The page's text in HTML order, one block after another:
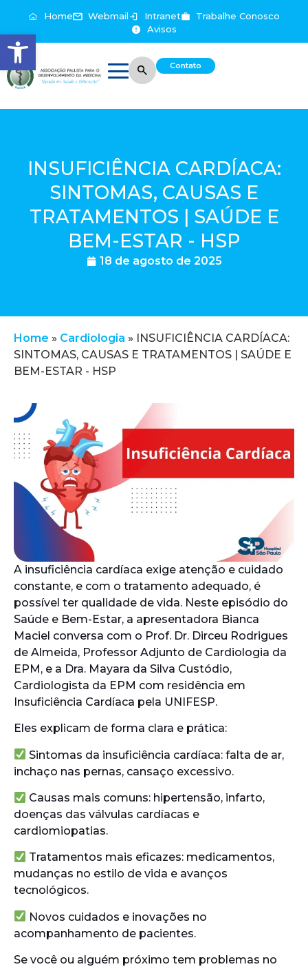
Abrir a barra de ferramentas
Home Webmail Intranet
Trabalhe Conosco
Avisos
Contato
INSUFICIÊNCIA CARDÍACA:
SINTOMAS, CAUSAS E
TRATAMENTOS | SAÚDE E
BEM-ESTAR - HSP
18 de agosto de 2025
Home » Cardiologia » INSUFICIÊNCIA CARDÍACA:
SINTOMAS, CAUSAS E TRATAMENTOS | SAÚDE E
BEM-ESTAR - HSP
A insuficiência cardíaca exige atenção e cuidado
constante, e com o tratamento adequado, é
possível ter qualidade de vida. Neste episódio do
Saúde e Bem-Estar, a apresentadora Bianca
Maciel conversa com o Prof. Dr. Dirceu Rodrigues
de Almeida, Professor Adjunto de Cardiologia da
EPM, e a Dra. Mayara da Silva Custódio,
Cardiologista da EPM com residência em
Insuficiência Cardíaca pela UNIFESP.
Eles explicam de forma clara e prática:
Sintomas da insuficiência cardíaca: falta de ar,
inchaço nas pernas, cansaço excessivo.
Causas mais comuns: hipertensão, infarto,
doenças das válvulas cardíacas e
cardiomiopatias.
Tratamentos mais eficazes: medicamentos,
mudanças no estilo de vida e avanços
tecnológicos.
Novos cuidados e inovações no
acompanhamento de pacientes.
Se você ou alguém próximo tem problemas no